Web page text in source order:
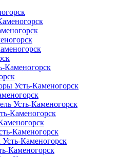
Каменогорск
Усть-Каменогорск
Усть-Каменогорск
Каменогорск
Каменогорск
Каменогорск
Каменогорск